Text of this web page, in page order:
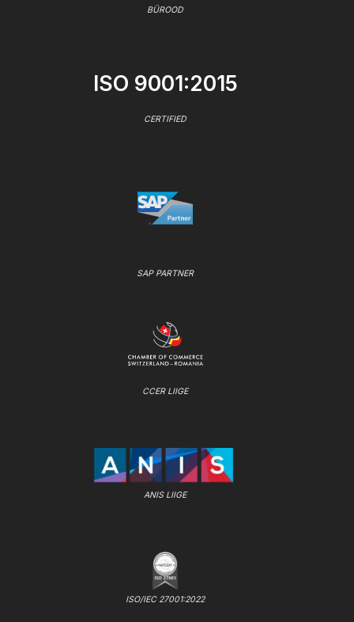
BÜROOD
ISO 9001:2015
CERTIFIED
SAP PARTNER
CCER LIIGE
ANIS LIIGE
ISO/IEC 27001:2022